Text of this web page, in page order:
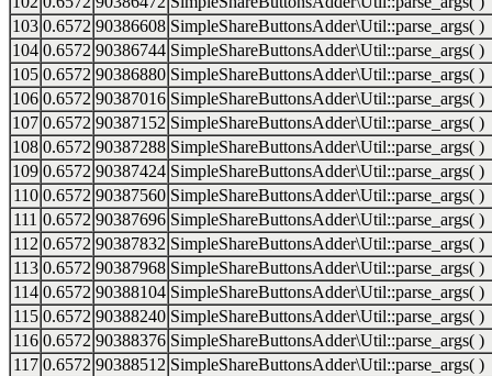
103 0.6572 90386608 SimpleShareButtonsAdder\Util::parse_args( )
104 0.6572 90386744 SimpleShareButtonsAdder\Util::parse_args( )
105 0.6572 90386880 SimpleShareButtonsAdder\Util::parse_args( )
106 0.6572 90387016 SimpleShareButtonsAdder\Util::parse_args( )
107 0.6572 90387152 SimpleShareButtonsAdder\Util::parse_args( )
108 0.6572 90387288 SimpleShareButtonsAdder\Util::parse_args( )
109 0.6572 90387424 SimpleShareButtonsAdder\Util::parse_args( )
110 0.6572 90387560 SimpleShareButtonsAdder\Util::parse_args( )
111 0.6572 90387696 SimpleShareButtonsAdder\Util::parse_args( )
112 0.6572 90387832 SimpleShareButtonsAdder\Util::parse_args( )
113 0.6572 90387968 SimpleShareButtonsAdder\Util::parse_args( )
114 0.6572 90388104 SimpleShareButtonsAdder\Util::parse_args( )
115 0.6572 90388240 SimpleShareButtonsAdder\Util::parse_args( )
116 0.6572 90388376 SimpleShareButtonsAdder\Util::parse_args( )
117 0.6572 90388512 SimpleShareButtonsAdder\Util::parse_args( )